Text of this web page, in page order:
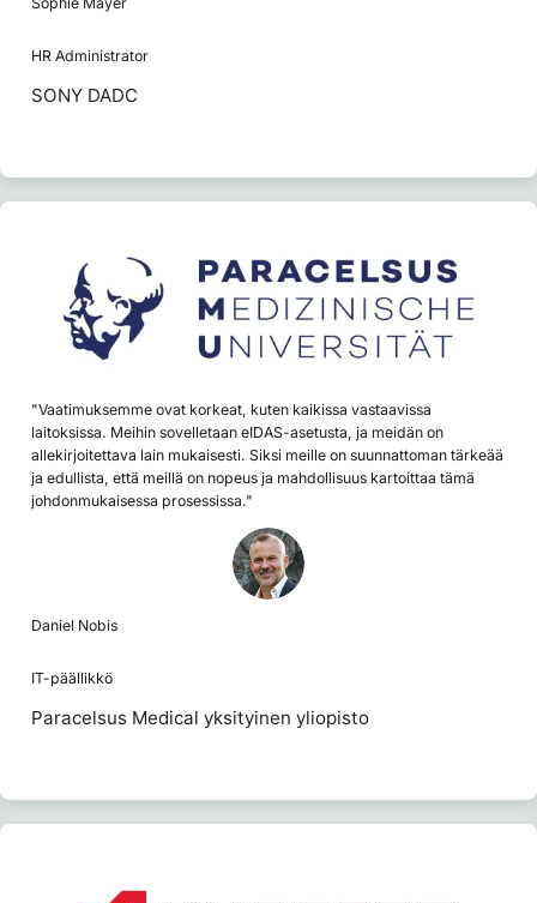
HR Administrator
SONY DADC
"Vaatimuksemme ovat korkeat, kuten kaikissa vastaavissa
laitoksissa. Meihin sovelletaan eIDAS-asetusta, ja meidän on
allekirjoitettava lain mukaisesti. Siksi meille on suunnattoman tärkeää
ja edullista, että meillä on nopeus ja mahdollisuus kartoittaa tämä
johdonmukaisessa prosessissa."
Daniel Nobis
IT-päällikkö
Paracelsus Medical yksityinen yliopisto